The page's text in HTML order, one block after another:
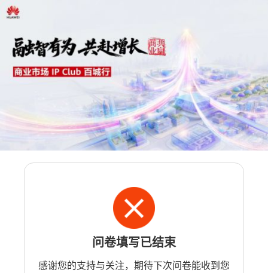
问卷填写已结束
感谢您的支持与关注，期待下次问卷能收到您